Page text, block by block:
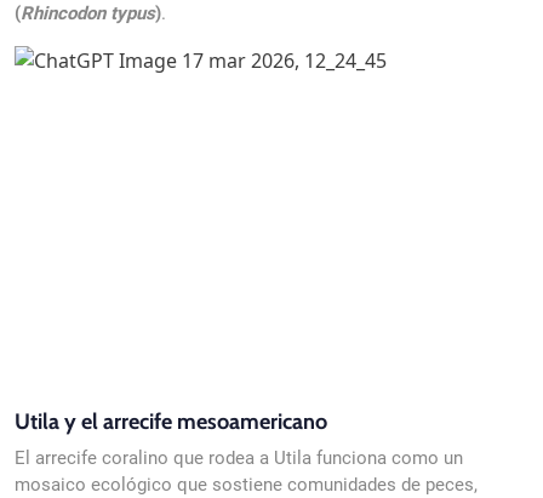
(Rhincodon typus).
Utila y el arrecife mesoamericano
El arrecife coralino que rodea a Utila funciona como un
mosaico ecológico que sostiene comunidades de peces,